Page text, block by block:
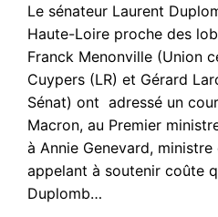
Le sénateur Laurent
Haute-Loire proche des
Franck Menonville (Union
Cuypers (LR) et Gérard
Sénat) ont adressé un
Macron, au Premier
à Annie Genevard, ministre
appelant à soutenir coûte
Duplomb…